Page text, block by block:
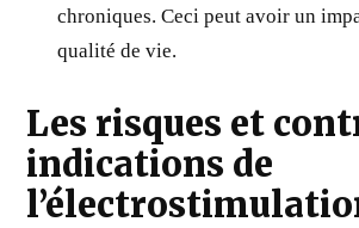
chroniques. Ceci peut avoir un
qualité de vie.
Les risques et
indications de